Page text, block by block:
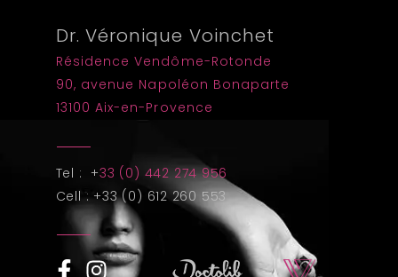
Dr. Véronique Voinchet
Résidence Vendôme-Rotonde
90, avenue Napoléon Bonaparte
13100 Aix-en-Provence
Tel : +33 (0) 442 274 956
Cell : +33 (0) 612 260 553